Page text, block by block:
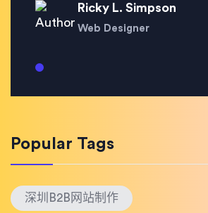
Ricky L. Simpson
Web Designer
Popular Tags
深圳B2B网站制作